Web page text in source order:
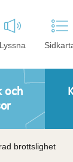
Lyssna
och
brottslighet